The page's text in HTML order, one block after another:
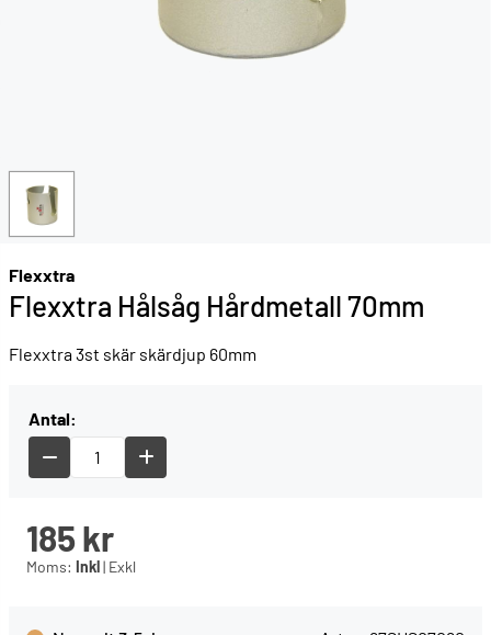
Flexxtra
Flexxtra Hålsåg Hårdmetall 70mm
Flexxtra 3st skär skärdjup 60mm
Antal:
185kr
Moms: Inkl| Exkl